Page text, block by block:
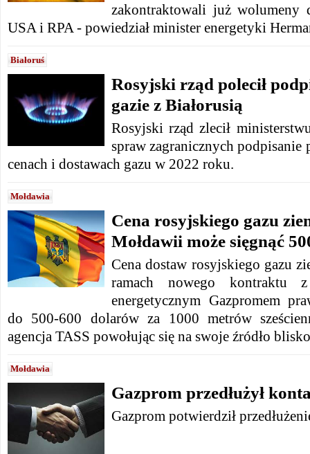
zakontraktowali już wolumeny
USA i RPA - powiedział minister energetyki
Białoruś
Rosyjski rząd polecił
gazie z Białorusią
Rosyjski rząd zlecił
spraw zagranicznych podpisanie
cenach i dostawach gazu w 2022 roku.
Mołdawia
Cena rosyjskiego gazu
Mołdawii może sięgnąć
Cena dostaw rosyjskiego gazu
ramach nowego kontraktu
energetycznym Gazpromem
do 500-600 dolarów za 1000 metrów
agencja TASS powołując się na swoje źródło
Mołdawia
Gazprom przedłużył
Gazprom potwierdził